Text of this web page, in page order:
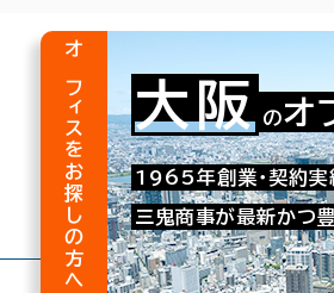
オフィスをお探しの方へ 大阪 のオ
1965年創業・契約
三鬼商事が最新かつ